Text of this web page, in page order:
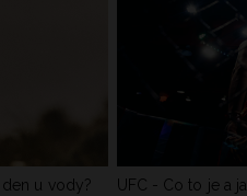
u vody?
UFC - Co to je a